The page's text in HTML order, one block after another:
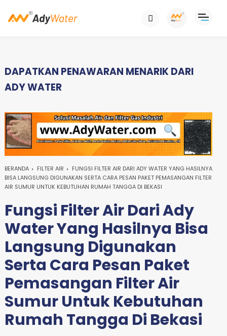
DAPATKAN PENAWARAN MENARIK DARI
ADY WATER
BERANDA FILTER AIR
FUNGSI FILTER AIR DARI ADY WATER YANG HASILNYA
BISA LANGSUNG DIGUNAKAN SERTA CARA PESAN PAKET PEMASANGAN FILTER
AIR SUMUR UNTUK KEBUTUHAN RUMAH TANGGA DI BEKASI
Fungsi Filter Air Dari Ady
Water Yang Hasilnya Bisa
Langsung Digunakan
Serta Cara Pesan Paket
Pemasangan Filter Air
Sumur Untuk Kebutuhan
Rumah Tangga Di Bekasi